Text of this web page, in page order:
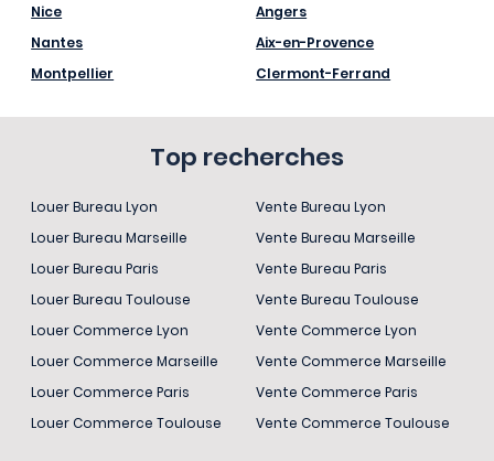
Nice
Nantes
Montpellier
Angers
Aix-en-Provence
Clermont-Ferrand
Top recherches
Louer Bureau Lyon
Louer Bureau Marseille
Louer Bureau Paris
Louer Bureau Toulouse
Louer Commerce Lyon
Louer Commerce Marseille
Louer Commerce Paris
Louer Commerce Toulouse
Vente Bureau Lyon
Vente Bureau Marseille
Vente Bureau Paris
Vente Bureau Toulouse
Vente Commerce Lyon
Vente Commerce Marseille
Vente Commerce Paris
Vente Commerce Toulouse